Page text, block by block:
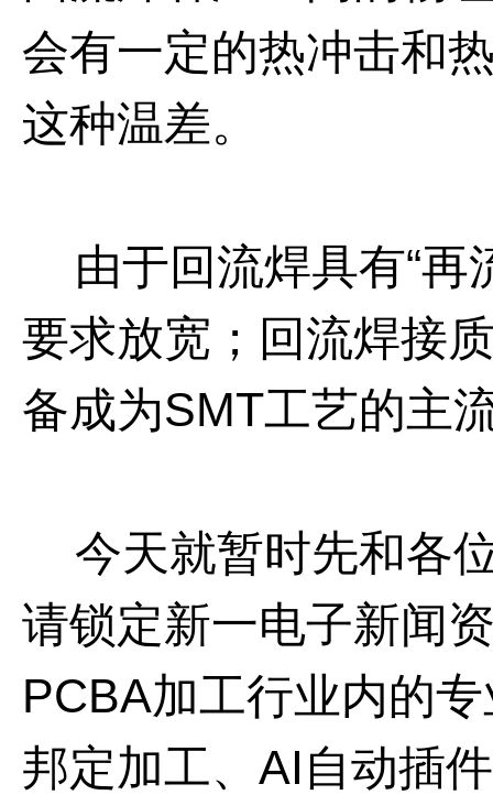
会有一定的热冲击和
这种温差。
由于回流焊具有“再
要求放宽；回流焊接
备成为SMT工艺的主
今天就暂时先和各
请锁定新一电子新闻
PCBA加工行业内的
邦定加工、 AI 自动插